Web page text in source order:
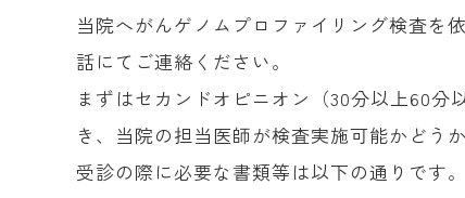
当院へがんゲノムプロファイリング検査を
話にてご連絡ください。
まずはセカンドオピニオン（30分以上60
き、当院の担当医師が検査実施可能かどう
受診の際に必要な書類等は以下の通りです。